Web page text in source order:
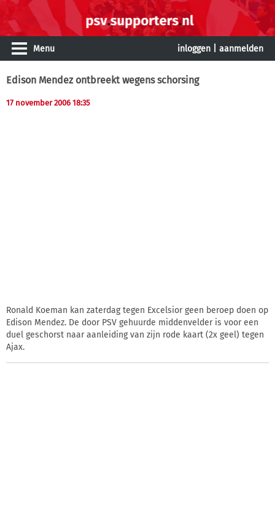
Menu inloggen aanmelden
Edison Mendez ontbreekt wegens schorsing
17 november 2006 18:35
Ronald Koeman kan zaterdag tegen Excelsior geen beroep doen op
Edison Mendez. De door PSV gehuurde middenvelder is voor een
duel geschorst naar aanleiding van zijn rode kaart (2x geel) tegen
Ajax.